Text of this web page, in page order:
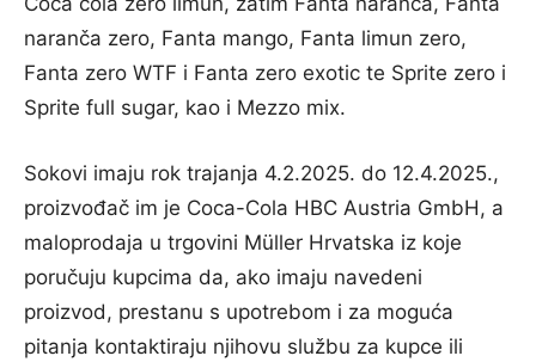
naranča zero, Fanta mango, Fanta limun zero,
Fanta zero WTF i Fanta zero exotic te Sprite zero i
Sprite full sugar, kao i Mezzo mix.
Sokovi imaju rok trajanja 4.2.2025. do 12.4.2025.,
proizvođač im je Coca-Cola HBC Austria GmbH, a
maloprodaja u trgovini Müller Hrvatska iz koje
poručuju kupcima da, ako imaju navedeni
proizvod, prestanu s upotrebom i za moguća
pitanja kontaktiraju njihovu službu za kupce ili